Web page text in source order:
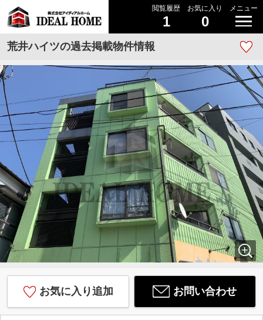
閲覧履歴
1
お気に入り
0
メニュー
荒井ハイツの過去掲載物件情報
お気に入り追加 お問い合わせ